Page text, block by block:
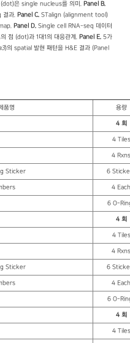
은 single nucleus를 의미. Panel B.
결과. Panel C. STalign (alignment tool)
Panel D. Single cell RNA-seq 데이터
점 (dot)과 1대1의 대응관계. Panel E. 5가
)의 spatial 발현 패턴을 H&E 결과 (Panel
품명 용량
4 회
4 Tiles
4 Rxns
Sticker 6
4 Each
6 O-
4 회
4 Tiles
4 Rxns
Sticker 6
4 Each
6 O-
4 회
4 Tiles